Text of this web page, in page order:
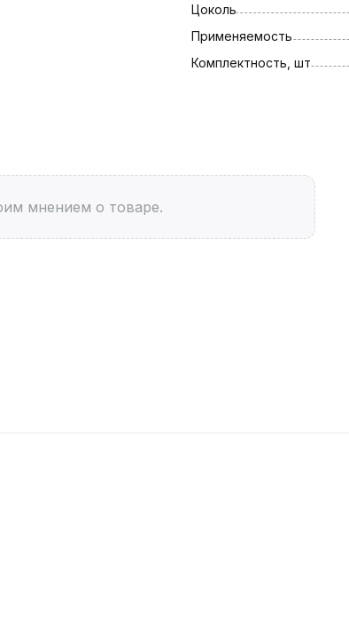
Цоколь
Применяемость
Комплектность, шт
мнением о товаре.